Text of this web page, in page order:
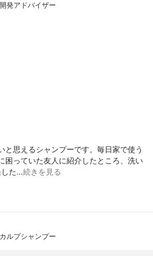
発アドバイザー
と思えるシャンプーです。毎日家で使う
困っていた友人に紹介したところ、洗い
した…続きを見る
ルプシャンプー